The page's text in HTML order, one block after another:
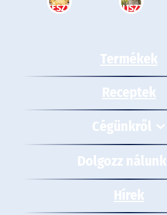
TÉSZTA LISZT
Termékek
Receptek
Cégünkről
Dolgozz nálunk
Hírek